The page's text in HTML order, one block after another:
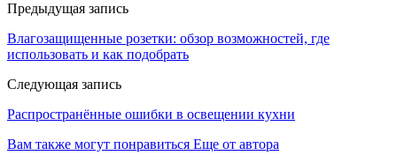
Предыдущая запись
Влагозащищенные розетки: обзор возможностей, где
использовать и как подобрать
Следующая запись
Распространённые ошибки в освещении кухни
Вам также могут понравиться Еще от автора